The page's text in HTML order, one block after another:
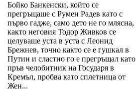
Бойко Банкенски, който се
прегръщаше с Румен Радев като с
първо гадже, само дето не го млясна,
както неговия Тодор Живков се
целуваше уста в уста с Леонид
Брежнев, точно както се е гушкал в
Путин и сластно го е прегръщал като
пръв челобитник на Государя в
Кремъл, пробва като сплетница от
Жен...